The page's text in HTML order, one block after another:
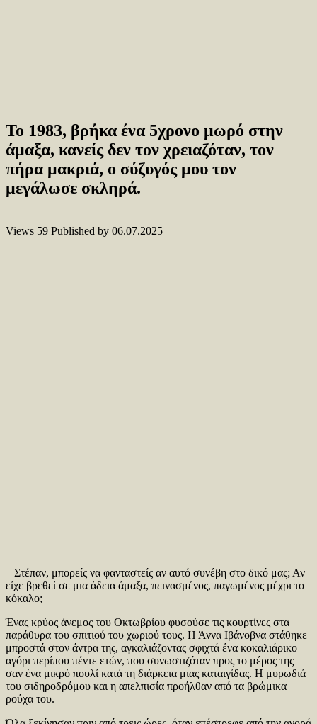
Το 1983, βρήκα ένα 5χρονο μωρό στην
άμαξα, κανείς δεν τον χρειαζόταν, τον
πήρα μακριά, ο σύζυγός μου τον
μεγάλωσε σκληρά.
Views 59 Published by 06.07.2025
– Στέπαν, μπορείς να φανταστείς αν αυτό συνέβη στο δικό μας; Αν
είχε βρεθεί σε μια άδεια άμαξα, πεινασμένος, παγωμένος μέχρι το
κόκαλο;
Ένας κρύος άνεμος του Οκτωβρίου φυσούσε τις κουρτίνες στα
παράθυρα του σπιτιού του χωριού τους. Η Άννα Ιβάνοβνα στάθηκε
μπροστά στον άντρα της, αγκαλιάζοντας σφιχτά ένα κοκαλιάρικο
αγόρι περίπου πέντε ετών, που συνωστιζόταν προς το μέρος της
σαν ένα μικρό πουλί κατά τη διάρκεια μιας καταιγίδας. Η μυρωδιά
του σιδηροδρόμου και η απελπισία προήλθαν από τα βρώμικα
ρούχα του.